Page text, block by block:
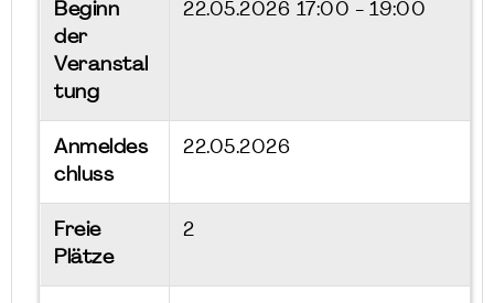
Beginn
der
Veranstal
tung
22.05.2026 17:00 - 19:00
Anmeldes
chluss
22.05.2026
Freie
Plätze
2